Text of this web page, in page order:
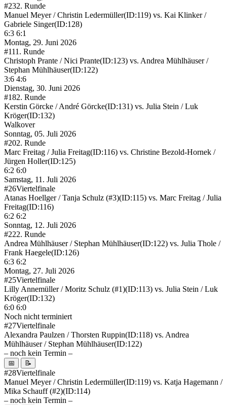
#232. Runde
Manuel Meyer / Christin Ledermüller(ID:119) vs. Kai Klinker /
Gabriele Singer(ID:128)
6:3 6:1
Montag, 29. Juni 2026
#111. Runde
Christoph Prante / Nici Prante(ID:123) vs. Andrea Mühlhäuser /
Stephan Mühlhäuser(ID:122)
3:6 4:6
Dienstag, 30. Juni 2026
#182. Runde
Kerstin Görcke / André Görcke(ID:131) vs. Julia Stein / Luk
Kröger(ID:132)
Walkover
Sonntag, 05. Juli 2026
#202. Runde
Marc Freitag / Julia Freitag(ID:116) vs. Christine Bezold-Hornek /
Jürgen Holler(ID:125)
6:2 6:0
Samstag, 11. Juli 2026
#26Viertelfinale
Atanas Hoellger / Tanja Schulz (#3)(ID:115) vs. Marc Freitag / Julia
Freitag(ID:116)
6:2 6:2
Sonntag, 12. Juli 2026
#222. Runde
Andrea Mühlhäuser / Stephan Mühlhäuser(ID:122) vs. Julia Thole /
Frank Haegele(ID:126)
6:3 6:2
Montag, 27. Juli 2026
#25Viertelfinale
Lilly Annemüller / Moritz Schulz (#1)(ID:113) vs. Julia Stein / Luk
Kröger(ID:132)
6:0 6:0
Noch nicht terminiert
#27Viertelfinale
Alexandra Paulzen / Thorsten Ruppin(ID:118) vs. Andrea
Mühlhäuser / Stephan Mühlhäuser(ID:122)
– noch kein Termin –
📅 📝
#28Viertelfinale
Manuel Meyer / Christin Ledermüller(ID:119) vs. Katja Hagemann /
Mika Schauff (#2)(ID:114)
– noch kein Termin –